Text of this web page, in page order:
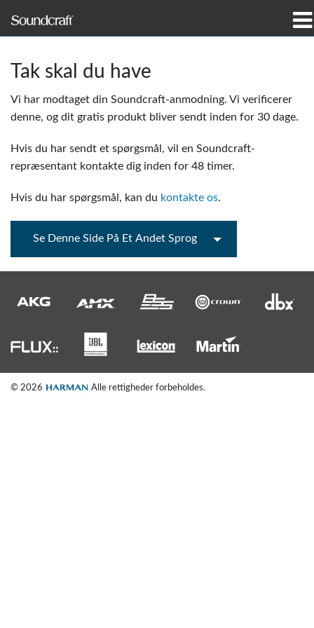
hvor man kan købe
træning
Vores historie
Tak skal du have
Vi har modtaget din Soundcraft-anmodning. Vi verificerer
denne, og dit gratis produkt bliver sendt inden for 30 dage.
Hvis du har sendt et spørgsmål, vil en Soundcraft-
repræsentant kontakte dig inden for 48 timer.
Hvis du har spørgsmål, kan du kontakte os.
Se Denne Side På Et Andet Sprog
© 2026 Alle rettigheder forbeholdes.